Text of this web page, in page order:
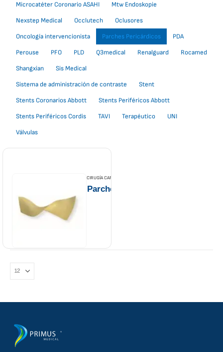
Microcatéter Coronario ASAHI
Mtw Endoskopie
Nexstep Medical
Occlutech
Oclusores
Oncología intervencionista
Parches Pericárdicos
PDA
Perouse
PFO PLD Q3medical Renalguard
Rocamed
Shangxian
Sis Medical
Sistema de administración de contraste
Stent
Stents Coronarios Abbott
Stents Periféricos Abbott
Stents Periféricos Cordis
TAVI Terapéutico
UNI
Válvulas
CIRUGÍA CARDIACA
Parche de pericardio bovino